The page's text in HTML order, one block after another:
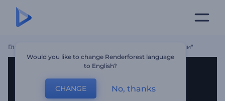
Главная Интро "Частицы Неонового Пламени"
Would you like to change Renderforest language
to English?
CHANGE No, thanks